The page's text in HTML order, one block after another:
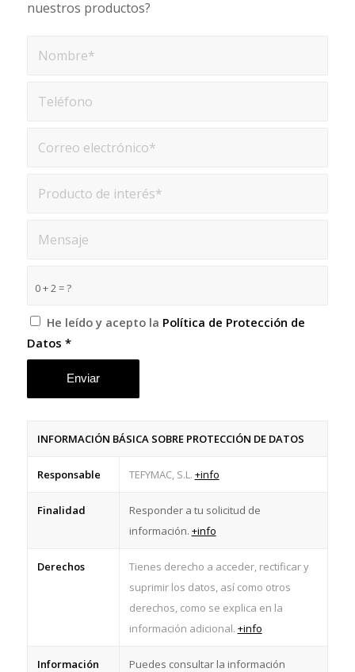
nuestros productos?
0 + 2 = ?
He leído y acepto la Política de Protección de
Datos *
INFORMACIÓN BÁSICA SOBRE PROTECCIÓN DE DATOS
Responsable TEFYMAC, S.L. +info
Finalidad
Responder a tu solicitud de
información. +info
Derechos
Tienes derecho a acceder, rectificar y
suprimir los datos, así como otros
derechos, como se explica en la
información adicional. +info
Información
Puedes consultar la información